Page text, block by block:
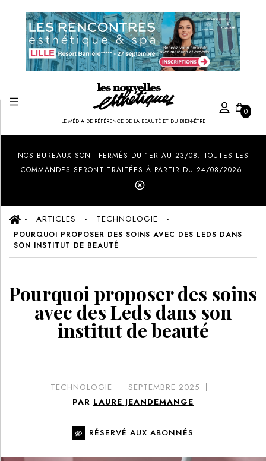
LE MÉDIA DE RÉFÉRENCE DE LA BEAUTÉ ET DU BIEN-ÊTRE
0
NOS BUREAUX SONT FERMÉS DU 1ER AU 23/08. TOUTES LES
COMMANDES SERONT TRAITÉES À PARTIR DU 24/08/2026.
ARTICLES TECHNOLOGIE
POURQUOI PROPOSER DES SOINS AVEC DES LEDS DANS
SON INSTITUT DE BEAUTÉ
Pourquoi proposer des soins
avec des Leds dans son
institut de beauté
TECHNOLOGIE
SEPTEMBRE 2025
PAR LAURE JEANDEMANGE
RÉSERVÉ AUX ABONNÉS